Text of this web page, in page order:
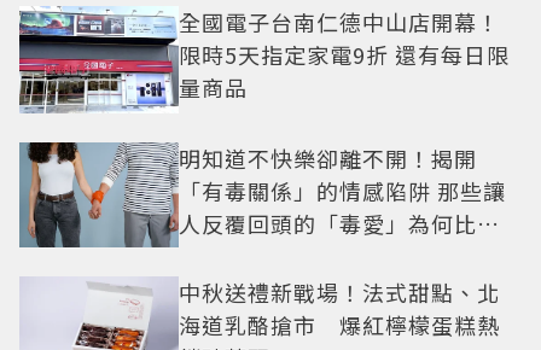
全國電子台南仁德中山店開幕！
限時5天指定家電9折 還有每日限
量商品
明知道不快樂卻離不開！揭開
「有毒關係」的情感陷阱 那些讓
人反覆回頭的「毒愛」為何比菸
中秋送禮新戰場！法式甜點、北
海道乳酪搶市 爆紅檸檬蛋糕熱